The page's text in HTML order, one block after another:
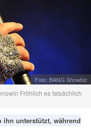
Foto: BANG Showbiz
Fröhlich es tatsächlich
ihn unterstützt, während